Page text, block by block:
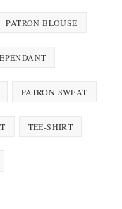
PATRON BLOUSE
PATRON SWEAT
TEE-SHIRT